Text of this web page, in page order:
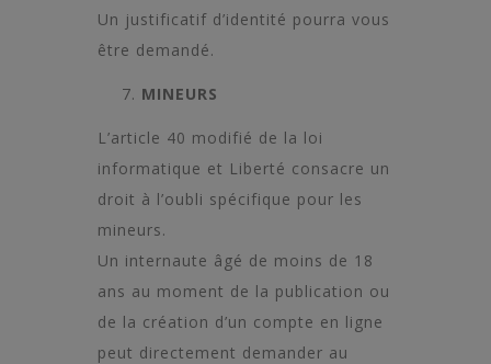
Un justificatif d’identité pourra vous
être demandé.
MINEURS
L’article 40 modifié de la loi
informatique et Liberté consacre un
droit à l’oubli spécifique pour les
mineurs.
Un internaute âgé de moins de 18
ans au moment de la publication ou
de la création d’un compte en ligne
peut directement demander au